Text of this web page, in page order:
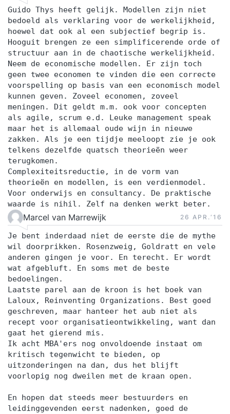
Guido Thys heeft gelijk. Modellen zijn niet
bedoeld als verklaring voor de werkelijkheid,
hoewel dat ook al een subjectief begrip is.
Hooguit brengen ze een simplificerende orde of
structuur aan in de chaotische werkelijkheid.
Neem de economische modellen. Er zijn toch
geen twee economen te vinden die een correcte
voorspelling op basis van een economisch model
kunnen geven. Zoveel economen, zoveel
meningen. Dit geldt m.m. ook voor concepten
als agile, scrum e.d. Leuke management speak
maar het is allemaal oude wijn in nieuwe
zakken. Als je een tijdje meeloopt zie je ook
telkens dezelfde quatsch theorieën weer
terugkomen.
Complexiteitsreductie, in de vorm van
theorieën en modellen, is een verdienmodel.
Voor onderwijs en consultancy. De praktische
waarde is nihil. Zelf na denken werkt beter.
Marcel van Marrewijk 26 APR.‘16
Je bent inderdaad niet de eerste die de mythe
wil doorprikken. Rosenzweig, Goldratt en vele
anderen gingen je voor. En terecht. Er wordt
wat afgebluft. En soms met de beste
bedoelingen.
Laatste parel aan de kroon is het boek van
Laloux, Reinventing Organizations. Best goed
geschreven, maar hanteer het aub niet als
recept voor organisatieontwikkeling, want dan
gaat het gierend mis.
Ik acht MBA'ers nog onvoldoende instaat om
kritisch tegenwicht te bieden, op
uitzonderingen na dan, dus het blijft
voorlopig nog dweilen met de kraan open.
En hopen dat steeds meer bestuurders en
leidinggevenden eerst nadenken, goed de